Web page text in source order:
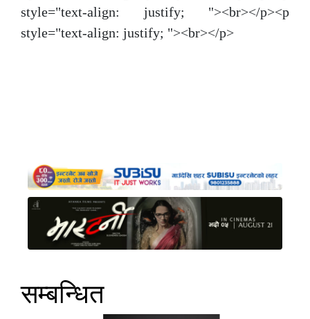
style="text-align: justify; "><br></p><p
style="text-align: justify; "><br></p>
सम्बन्धित